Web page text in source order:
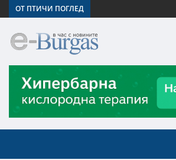
ОТ ПТИЧИ ПОГЛЕД